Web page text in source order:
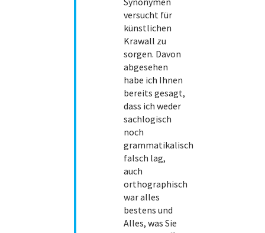
versucht für
künstlichen
Krawall zu
sorgen. Davon
abgesehen
habe ich Ihnen
bereits gesagt,
dass ich weder
sachlogisch
noch
grammatikalisch
falsch lag,
auch
orthographisch
war alles
bestens und
Alles, was Sie